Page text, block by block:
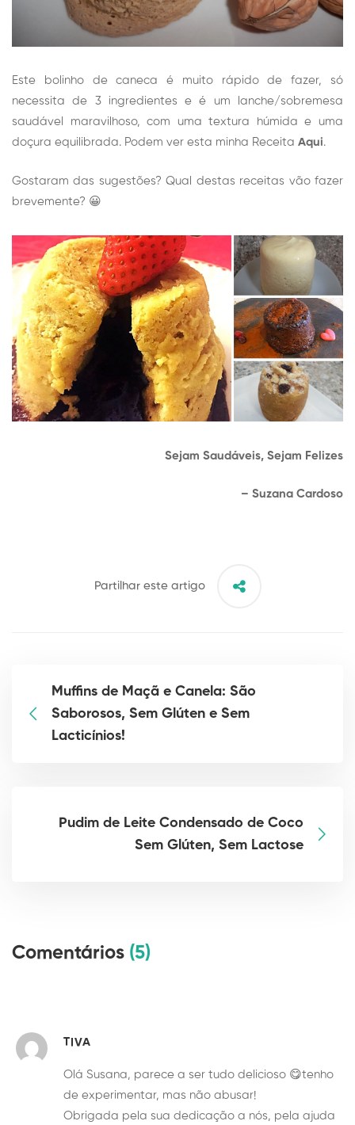
Este bolinho de caneca é muito rápido de fazer, só
necessita de 3 ingredientes e é um lanche/sobremesa
saudável maravilhoso, com uma textura húmida e uma
doçura equilibrada. Podem ver esta minha Receita Aqui.
Gostaram das sugestões? Qual destas receitas vão fazer
brevemente? 😀
Sejam Saudáveis, Sejam Felizes
– Suzana Cardoso
Partilhar este artigo
Muffins de Maçã e Canela: São
Saborosos, Sem Glúten e Sem
Lacticínios!
Pudim de Leite Condensado de Coco
Sem Glúten, Sem Lactose
Comentários (5)
TIVA
Olá Susana, parece a ser tudo delicioso 😋tenho
de experimentar, mas não abusar!
Obrigada pela sua dedicação a nós, pela ajuda